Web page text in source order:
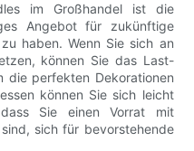
im Großhandel ist die
Angebot für zukünftige
haben. Wenn Sie sich an
können Sie das Last-
die perfekten Dekorationen
können Sie sich leicht
Sie einen Vorrat mit
sich für bevorstehende